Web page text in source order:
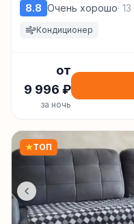
8.8 Очень хорошо· 13
Кондиционер
от
9 996 ₽
за ночь
★ТОП